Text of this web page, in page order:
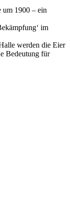
um 1900 – ein
im
werden die Eier
Bedeutung für